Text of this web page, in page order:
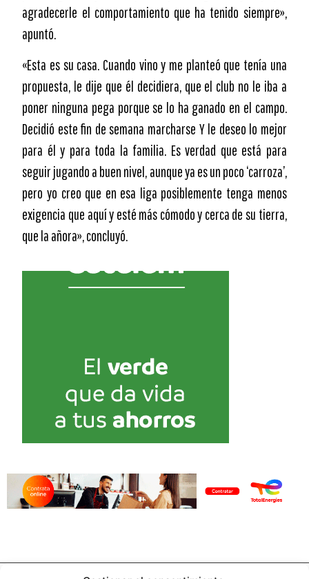
agradecerle el comportamiento que ha tenido siempre»,
apuntó.
«Esta es su casa. Cuando vino y me planteó que tenía una
propuesta, le dije que él decidiera, que el club no le iba a
poner ninguna pega porque se lo ha ganado en el campo.
Decidió este fin de semana marcharse Y le deseo lo mejor
para él y para toda la familia. Es verdad que está para
seguir jugando a buen nivel, aunque ya es un poco ‘carroza’,
pero yo creo que en esa liga posiblemente tenga menos
exigencia que aquí y esté más cómodo y cerca de su tierra,
que la añora», concluyó.